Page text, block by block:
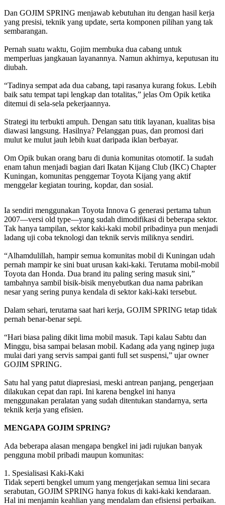
Dan GOJIM SPRING menjawab kebutuhan itu dengan hasil kerja
yang presisi, teknik yang update, serta komponen pilihan yang tak
sembarangan.
Pernah suatu waktu, Gojim membuka dua cabang untuk
memperluas jangkauan layanannya. Namun akhirnya, keputusan itu
diubah.
“Tadinya sempat ada dua cabang, tapi rasanya kurang fokus. Lebih
baik satu tempat tapi lengkap dan totalitas,” jelas Om Opik ketika
ditemui di sela-sela pekerjaannya.
Strategi itu terbukti ampuh. Dengan satu titik layanan, kualitas bisa
diawasi langsung. Hasilnya? Pelanggan puas, dan promosi dari
mulut ke mulut jauh lebih kuat daripada iklan berbayar.
Om Opik bukan orang baru di dunia komunitas otomotif. Ia sudah
enam tahun menjadi bagian dari Ikatan Kijang Club (IKC) Chapter
Kuningan, komunitas penggemar Toyota Kijang yang aktif
menggelar kegiatan touring, kopdar, dan sosial.
Ia sendiri menggunakan Toyota Innova G generasi pertama tahun
2007—versi old type—yang sudah dimodifikasi di beberapa sektor.
Tak hanya tampilan, sektor kaki-kaki mobil pribadinya pun menjadi
ladang uji coba teknologi dan teknik servis miliknya sendiri.
“Alhamdulillah, hampir semua komunitas mobil di Kuningan udah
pernah mampir ke sini buat urusan kaki-kaki. Terutama mobil-mobil
Toyota dan Honda. Dua brand itu paling sering masuk sini,”
tambahnya sambil bisik-bisik menyebutkan dua nama pabrikan
nesar yang sering punya kendala di sektor kaki-kaki tersebut.
Dalam sehari, terutama saat hari kerja, GOJIM SPRING tetap tidak
pernah benar-benar sepi.
“Hari biasa paling dikit lima mobil masuk. Tapi kalau Sabtu dan
Minggu, bisa sampai belasan mobil. Kadang ada yang nginep juga
mulai dari yang servis sampai ganti full set suspensi,” ujar owner
GOJIM SPRING.
Satu hal yang patut diapresiasi, meski antrean panjang, pengerjaan
dilakukan cepat dan rapi. Ini karena bengkel ini hanya
menggunakan peralatan yang sudah ditentukan standarnya, serta
teknik kerja yang efisien.
MENGAPA GOJIM SPRING?
Ada beberapa alasan mengapa bengkel ini jadi rujukan banyak
pengguna mobil pribadi maupun komunitas:
1. Spesialisasi Kaki-Kaki
Tidak seperti bengkel umum yang mengerjakan semua lini secara
serabutan, GOJIM SPRING hanya fokus di kaki-kaki kendaraan.
Hal ini menjamin keahlian yang mendalam dan efisiensi perbaikan.